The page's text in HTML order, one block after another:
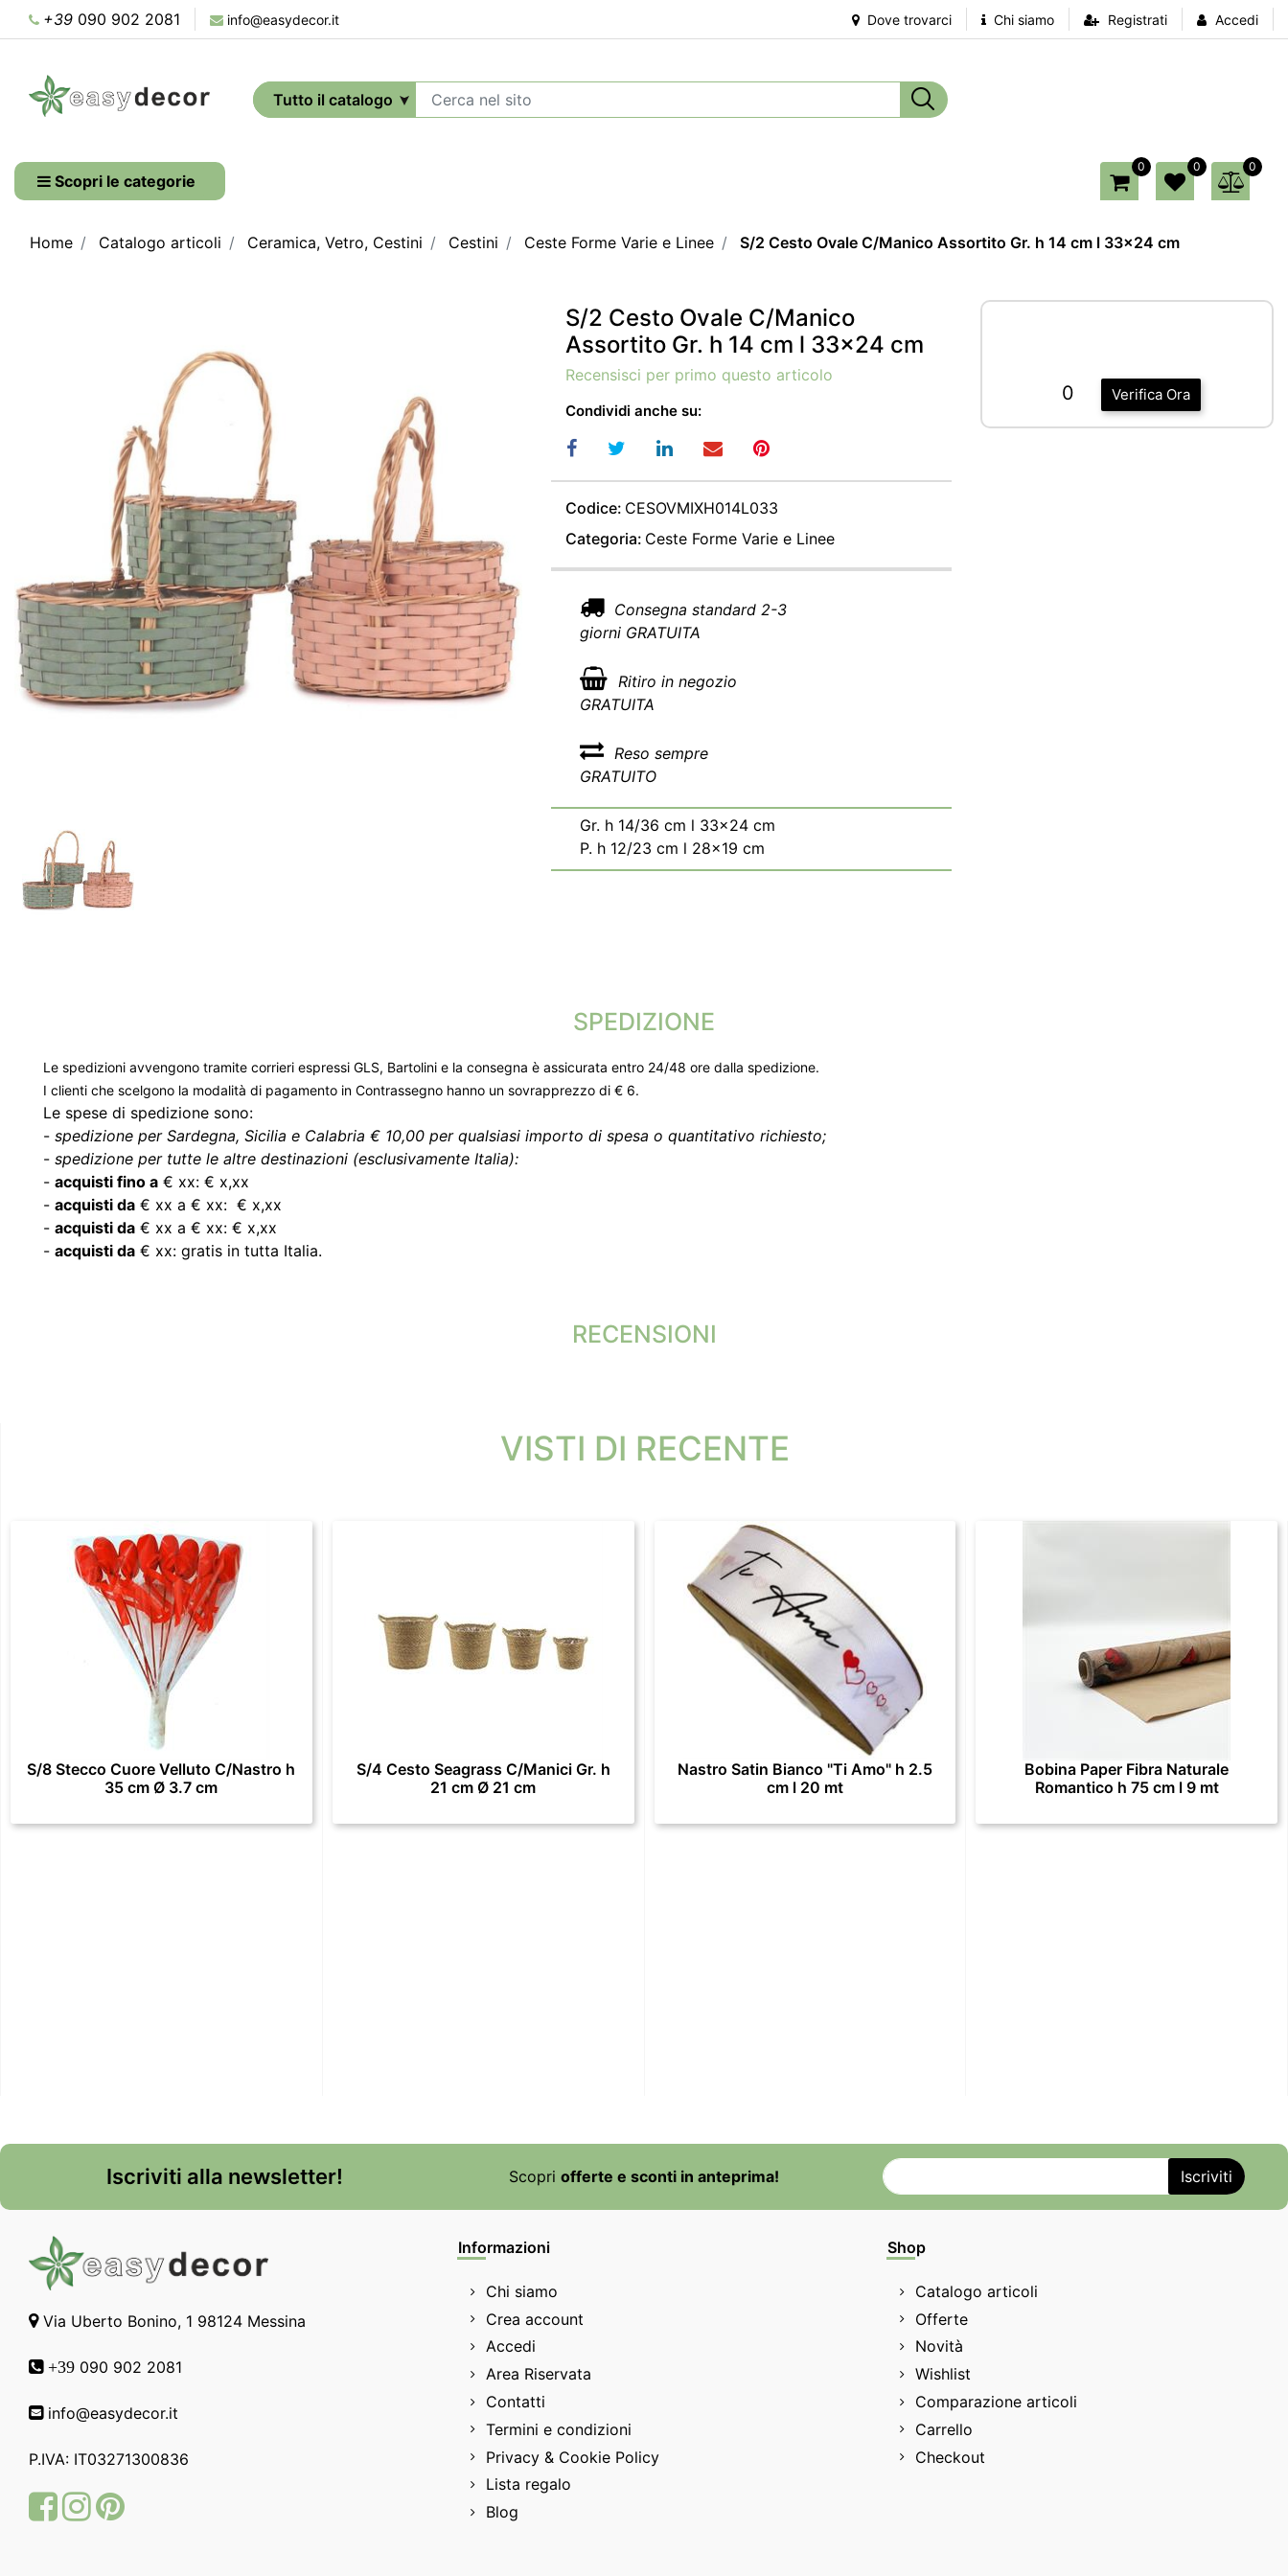
+39 090 902 2081 info@easydecor.it Dove trovarci Chi siamo Registrati Accedi
Scopri le categorie
0 0 0
Home Catalogo articoli Ceramica, Vetro, Cestini Cestini Ceste Forme Varie e Linee S/2 Cesto Ovale C/Manico Assortito Gr. h 14 cm l 33x24 cm
S/2 Cesto Ovale C/Manico
Assortito Gr. h 14 cm l 33x24 cm
Recensisci per primo questo articolo
Condividi anche su:
Codice: CESOVMIXH014L033
Categoria: Ceste Forme Varie e Linee
Consegna standard 2-3
giorni GRATUITA
Ritiro in negozio
GRATUITA
Reso sempre
GRATUITO
Gr. h 14/36 cm l 33x24 cm
P. h 12/23 cm l 28x19 cm
Verifica Ora
0
SPEDIZIONE
Le spedizioni avvengono tramite corrieri espressi GLS, Bartolini e la consegna è assicurata entro 24/48 ore dalla spedizione.
I clienti che scelgono la modalità di pagamento in Contrassegno hanno un sovrapprezzo di € 6.
Le spese di spedizione sono:
- spedizione per Sardegna, Sicilia e Calabria € 10,00 per qualsiasi importo di spesa o quantitativo richiesto;
- spedizione per tutte le altre destinazioni (esclusivamente Italia):
- acquisti fino a € xx: € x,xx
- acquisti da € xx a € xx: € x,xx
- acquisti da € xx a € xx: € x,xx
- acquisti da € xx: gratis in tutta Italia.
RECENSIONI
VISTI DI RECENTE
S/8 Stecco Cuore Velluto C/Nastro h
35 cm Ø 3.7 cm
S/4 Cesto Seagrass C/Manici Gr. h
21 cm Ø 21 cm
Nastro Satin Bianco "Ti Amo" h 2.5
cm l 20 mt
Bobina Paper Fibra Naturale
Romantico h 75 cm l 9 mt
Iscriviti alla newsletter! Scopri offerte e sconti in anteprima!
Via Uberto Bonino, 1 98124 Messina
+39 090 902 2081
info@easydecor.it
P.IVA: IT03271300836
FacebookInstagram
Pinterest
Informazioni
Chi siamo
Crea account
Accedi
Area Riservata
Contatti
Termini e condizioni
Privacy & Cookie Policy
Lista regalo
Blog
Shop
Catalogo articoli
Offerte
Novità
Wishlist
Comparazione articoli
Carrello
Checkout